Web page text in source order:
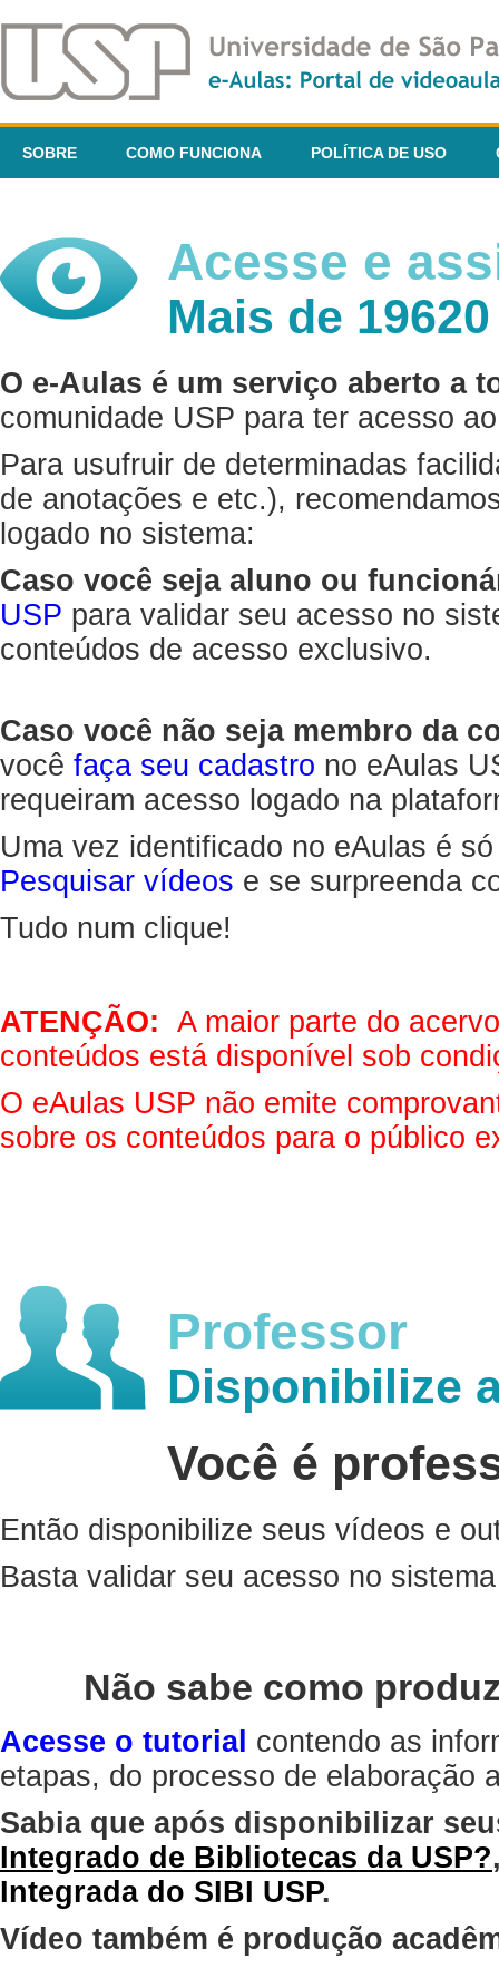
SOBRE COMO FUNCIONA POLÍTICA DE USO
Acesse e
Mais de
O e-Aulas é um serviço aberto a
comunidade USP para ter acesso
Para usufruir de determinadas
de anotações e etc.),
logado no sistema:
Caso você seja aluno ou
USP para validar seu acesso no
conteúdos de acesso exclusivo.
Caso você não seja membro da
você faça seu cadastro no eAulas
requeiram acesso logado na
Uma vez identificado no eAulas é
Pesquisar vídeos e se surpreenda
Tudo num clique!
ATENÇÃO: A maior parte do
conteúdos está disponível sob
O eAulas USP não emite
sobre os conteúdos para o público
Professor
Disponibilize
Você é
Então disponibilize seus vídeos e
Basta validar seu acesso no
Não sabe como
Acesse o tutorial contendo as
etapas, do processo de elaboração
Sabia que após disponibilizar
Integrado de Bibliotecas da USP?
Integrada do SIBI USP.
Vídeo também é produção